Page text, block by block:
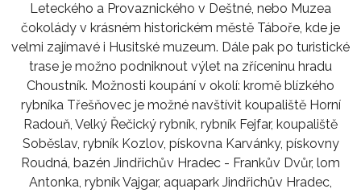
Leteckého a Provaznického v Deštné, nebo Muzea
čokolády v krásném historickém městě Táboře, kde je
velmi zajímavé i Husitské muzeum. Dále pak po turistické
trase je možno podniknout výlet na zříceninu hradu
Choustník. Možnosti koupání v okolí: kromě blízkého
rybníka Třešňovec je možné navštívit koupaliště Horní
Radouň, Velký Řečický rybník, rybník Fejfar, koupaliště
Soběslav, rybník Kozlov, pískovna Karvánky, pískovny
Roudná, bazén Jindřichův Hradec - Frankův Dvůr, lom
Antonka, rybník Vajgar, aquapark Jindřichův Hradec,